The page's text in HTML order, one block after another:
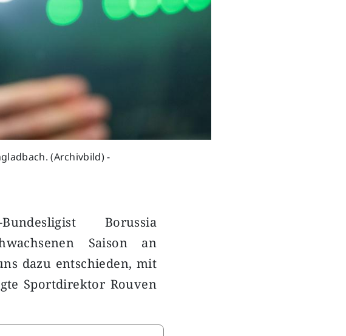
(Archivbild) -
Borussia
Saison an
dazu entschieden, mit
Sportdirektor Rouven